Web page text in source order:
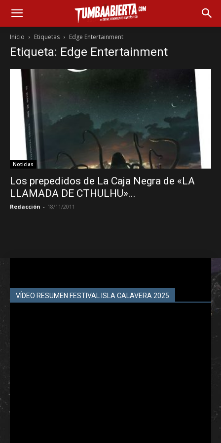
Inicio Etiquetas Edge Entertainment
Etiqueta: Edge Entertainment
Noticias
Los prepedidos de La Caja Negra de «LA
LLAMADA DE CTHULHU»...
Redacción - 18/11/2011
VÍDEO RESUMEN FESTIVAL ISLA CALAVERA 2025